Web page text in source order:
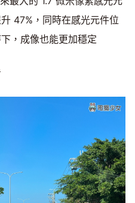
47%，同時在感光元件位
，成像也能更加穩定